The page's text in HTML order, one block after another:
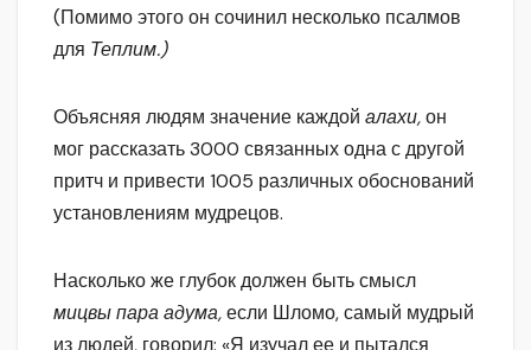
(Помимо этого он сочинил несколько псалмов
для Теплим.)
Объясняя людям значение каждой алахи,он
мог рассказать 3000 связанных одна с другой
притч и привести 1005 различных обоснований
установлениям мудрецов.
Насколько же глубок должен быть смысл
мицвы пара адума,если Шломо, самый мудрый
из людей, говорил: «Я изучал ее и пытался